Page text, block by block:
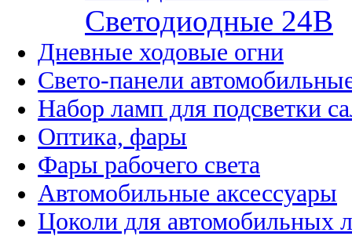
Cветодиодные 24B
Дневные ходовые огни
Свето-панели
Набор ламп для подсветки
Оптика, фары
Фары рабочего света
Автомобильные аксессуары
Цоколи для автомобильных